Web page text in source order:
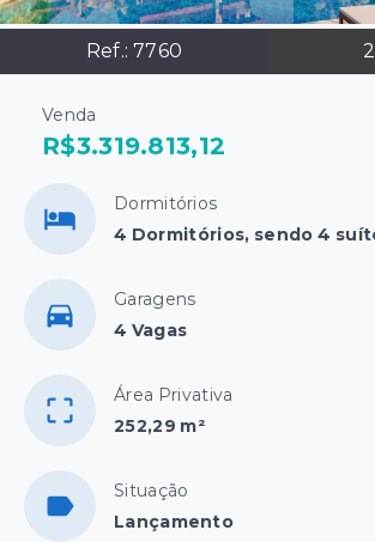
Ref.: 7760
Venda
R$3.319.813,12
Dormitórios
4 Dormitórios, sendo 4
Garagens
4 Vagas
Área Privativa
252,29 m²
Situação
Lançamento